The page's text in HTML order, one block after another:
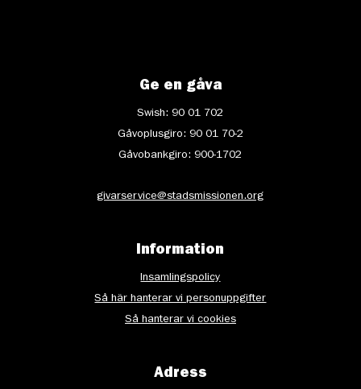
Ge en gåva
Swish: 90 01 702
Gåvoplusgiro: 90 01 70-2
Gåvobankgiro: 900-1702
givarservice@stadsmissionen.org
Information
Insamlingspolicy
Så här hanterar vi personuppgifter
Så hanterar vi cookies
Adress